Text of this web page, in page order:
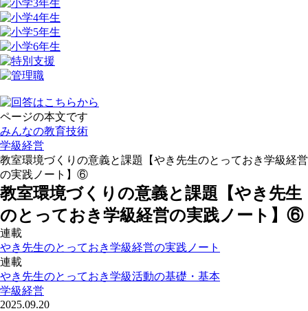
ページの本文です
みんなの教育技術
学級経営
教室環境づくりの意義と課題【やき先生のとっておき学級経営
の実践ノート】⑥
教室環境づくりの意義と課題【やき先生
のとっておき学級経営の実践ノート】⑥
連載
やき先生のとっておき学級経営の実践ノート
連載
やき先生のとっておき学級活動の基礎・基本
学級経営
2025.09.20